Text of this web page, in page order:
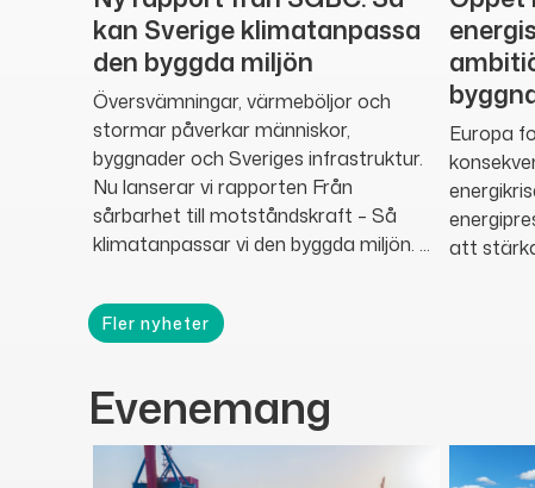
kan Sverige klimatanpassa
den byggda miljön
Översvämningar, värmeböljor och
stormar påverkar människor,
byggnader och Sveriges infrastruktur.
Nu lanserar vi rapporten Från
sårbarhet till motståndskraft – Så
klimatanpassar vi den byggda miljön. ...
Europa
att
Fler nyheter
Evenemang